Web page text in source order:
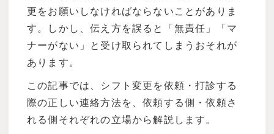
更をお願いしなければならないことがありま
す。しかし、伝え方を誤ると「無責任」「マ
ナーがない」と受け取られてしまうおそれが
あります。
この記事では、シフト変更を依頼・打診する
際の正しい連絡方法を、依頼する側・依頼さ
れる側それぞれの立場から解説します。